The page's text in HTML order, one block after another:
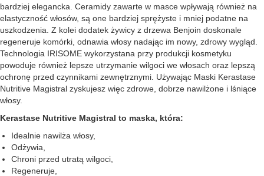
bardziej elegancka. Ceramidy zawarte w masce wpływają również na
elastyczność włosów, są one bardziej sprężyste i mniej podatne na
uszkodzenia. Z kolei dodatek żywicy z drzewa Benjoin doskonale
regeneruje komórki, odnawia włosy nadając im nowy, zdrowy wygląd.
Technologia IRISOME wykorzystana przy produkcji kosmetyku
powoduje również lepsze utrzymanie wilgoci we włosach oraz lepszą
ochronę przed czynnikami zewnętrznymi. Używając Maski Kerastase
Nutritive Magistral zyskujesz więc zdrowe, dobrze nawilżone i lśniące
włosy.
Kerastase Nutritive Magistral to maska, która:
Idealnie nawilża włosy,
Odżywia,
Chroni przed utratą wilgoci,
Regeneruje,